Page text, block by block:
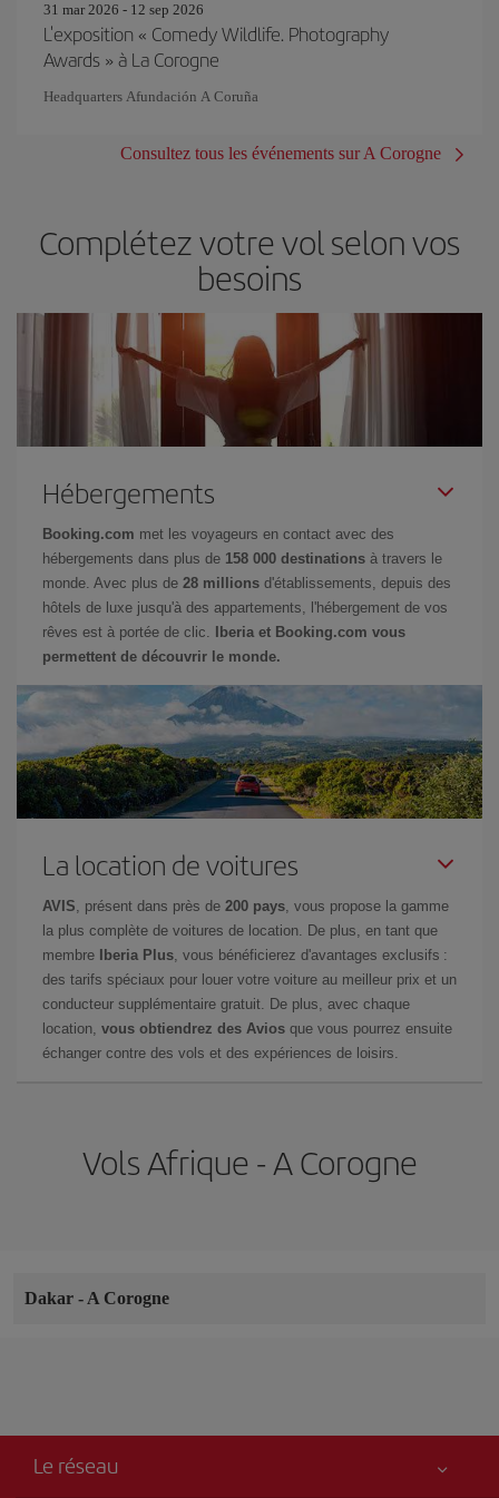
31 mar 2026 - 12 sep 2026
L'exposition « Comedy Wildlife. Photography
Awards » à La Corogne
Headquarters Afundación A Coruña
Consultez tous les événements sur A Corogne
Complétez votre vol selon vos
besoins
Hébergements
Booking.com met les voyageurs en contact avec des
hébergements dans plus de 158 000 destinations à travers le
monde. Avec plus de 28 millions d'établissements, depuis des
hôtels de luxe jusqu'à des appartements, l'hébergement de vos
rêves est à portée de clic.
Iberia et Booking.com vous
permettent de découvrir le monde.
La location de voitures
AVIS , présent dans près de 200 pays , vous propose la gamme
la plus complète de voitures de location. De plus, en tant que
membre
Iberia Plus , vous bénéficierez d'avantages exclusifs :
des tarifs spéciaux pour louer votre voiture au meilleur prix et un
conducteur supplémentaire gratuit. De plus, avec chaque
location, vous obtiendrez des Avios que vous pourrez ensuite
échanger contre des vols et des expériences de loisirs.
Vols Afrique - A Corogne
Dakar - A Corogne
Le réseau